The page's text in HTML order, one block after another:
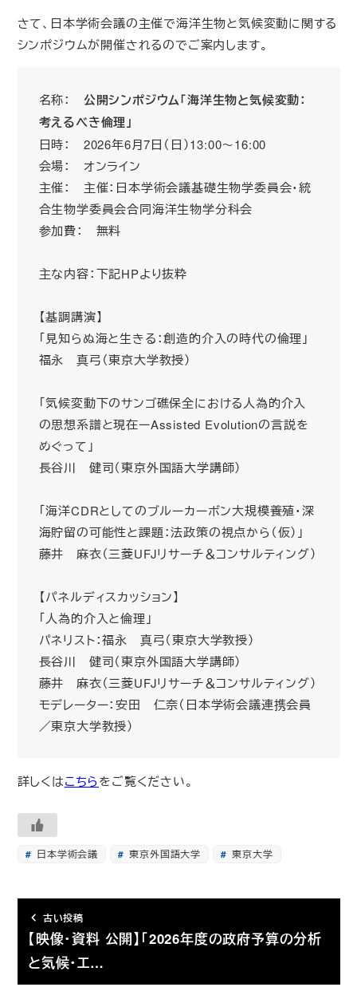
さて、日本学術会議の主催で海洋生物と気候変動に関する
シンポジウムが開催されるのでご案内します。
名称： 公開シンポジウム「海洋生物と気候変動：
考えるべき倫理」
日時： 2026年6月7日（日）13:00～16:00
会場： オンライン
主催： 主催：日本学術会議基礎生物学委員会・統
合生物学委員会合同海洋生物学分科会
参加費： 無料
主な内容：下記HPより抜粋
【基調講演】
「見知らぬ海と生きる：創造的介入の時代の倫理」
福永 真弓（東京大学教授）
「気候変動下のサンゴ礁保全における人為的介入
の思想系譜と現在ーAssisted Evolutionの言説を
めぐって」
長谷川 健司（東京外国語大学講師）
「海洋CDRとしてのブルーカーボン大規模養殖・深
海貯留の可能性と課題：法政策の視点から（仮）」
藤井 麻衣（三菱UFJリサーチ＆コンサルティング）
【パネルディスカッション】
「人為的介入と倫理」
パネリスト：福永 真弓（東京大学教授）
長谷川 健司（東京外国語大学講師）
藤井 麻衣（三菱UFJリサーチ＆コンサルティング）
モデレーター：安田 仁奈（日本学術会議連携会員
／東京大学教授）
詳しくはこちらをご覧ください。
日本学術会議 東京外国語大学 東京大学
古い投稿
【映像・資料 公開】「2026年度の政府予算の分析
と気候・エ…